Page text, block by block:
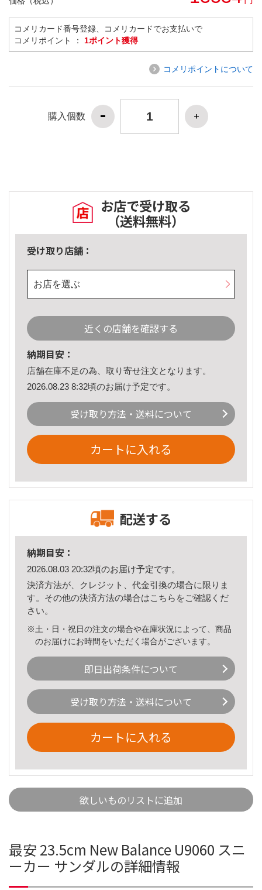
コメリカード番号登録、コメリカードでお支払いで
コメリポイント ： 1ポイント獲得
コメリポイントについて
購入個数
お店で受け取る
（送料無料）
受け取り店舗：
お店を選ぶ
近くの店舗を確認する
納期目安：
店舗在庫不足の為、取り寄せ注文となります。
2026.08.23 8:32頃のお届け予定です。
受け取り方法・送料について
カートに入れる
配送する
納期目安：
2026.08.03 20:32頃のお届け予定です。
決済方法が、クレジット、代金引換の場合に限りま
す。その他の決済方法の場合はこちら をご確認くだ
さい。
※土・日・祝日の注文の場合や在庫状況によって、商品
のお届けにお時間をいただく場合がございます。
即日出荷条件について
受け取り方法・送料について
カートに入れる
欲しいものリストに追加
最安 23.5cm New Balance U9060 スニ
ーカー サンダルの詳細情報